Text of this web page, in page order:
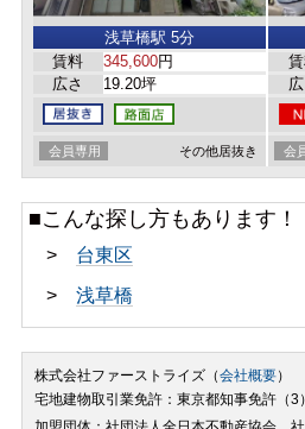
浅草橋駅 5分
賃料
345,600円
広さ
19.20坪
会員専用 その他居抜き 会
■こんな探し方もあります！
> 台東区
> 浅草橋
株式会社ファーストライズ（会社概要）
宅地建物取引業免許：東京都知事免許（3